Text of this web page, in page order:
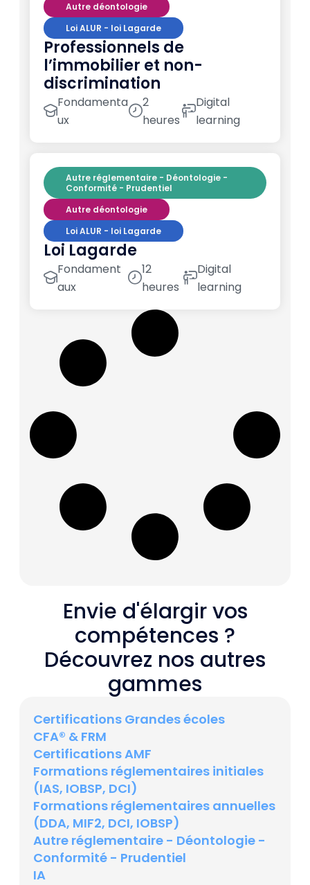
Autre déontologie
Loi ALUR - loi Lagarde
Professionnels de
l’immobilier et non-
discrimination
Fondamenta
ux
2
heures
Digital
learning
Autre réglementaire - Déontologie -
Conformité - Prudentiel
Autre déontologie
Loi ALUR - loi Lagarde
Loi Lagarde
Fondament
aux
12
heures
Digital
learning
Envie d'élargir vos
compétences ?
Découvrez nos autres
gammes
Certifications Grandes écoles
CFA® & FRM
Certifications AMF
Formations réglementaires initiales
(IAS, IOBSP, DCI)
Formations réglementaires annuelles
(DDA, MIF2, DCI, IOBSP)
Autre réglementaire - Déontologie -
Conformité - Prudentiel
IA